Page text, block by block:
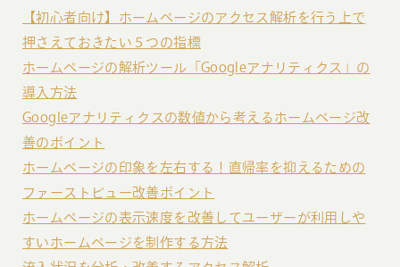
【初心者向け】ホームページのアクセス解析を行う上で
押さえておきたい５つの指標
ホームページの解析ツール「Googleアナリティクス」の
導入方法
Googleアナリティクスの数値から考えるホームページ改
善のポイント
ホームページの印象を左右する！直帰率を抑えるための
ファーストビュー改善ポイント
ホームページの表示速度を改善してユーザーが利用しや
すいホームページを制作する方法